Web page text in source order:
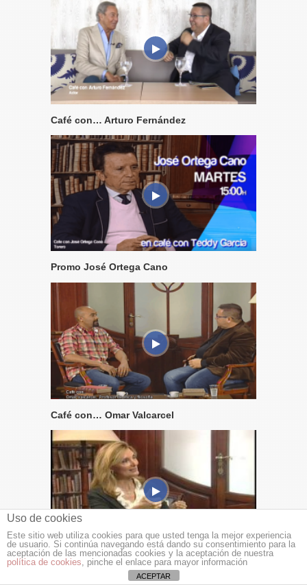
Café con… Arturo Fernández
Promo José Ortega Cano
Café con… Omar Valcarcel
Café con Mila Cahue
Uso de cookies
Este sitio web utiliza cookies para que usted tenga la mejor experiencia
de usuario. Si continúa navegando está dando su consentimiento para la
aceptación de las mencionadas cookies y la aceptación de nuestra
política de cookies, pinche el enlace para mayor información
ACEPTAR